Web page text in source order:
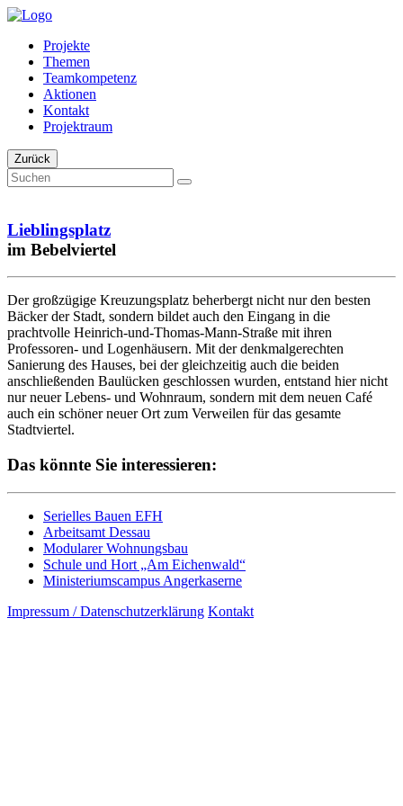
Projekte
Themen
Teamkompetenz
Aktionen
Kontakt
Projektraum
Zurück
Lieblingsplatz
im Bebelviertel
Der großzügige Kreuzungsplatz beherbergt nicht nur den besten
Bäcker der Stadt, sondern bildet auch den Eingang in die
prachtvolle Heinrich-und-Thomas-Mann-Straße mit ihren
Professoren- und Logenhäusern. Mit der denkmalgerechten
Sanierung des Hauses, bei der gleichzeitig auch die beiden
anschließenden Baulücken geschlossen wurden, entstand hier nicht
nur neuer Lebens- und Wohnraum, sondern mit dem neuen Café
auch ein schöner neuer Ort zum Verweilen für das gesamte
Stadtviertel.
Das könnte Sie interessieren:
Serielles Bauen EFH
Arbeitsamt Dessau
Modularer Wohnungsbau
Schule und Hort „Am Eichenwald“
Ministeriumscampus Angerkaserne
Impressum / Datenschutzerklärung Kontakt